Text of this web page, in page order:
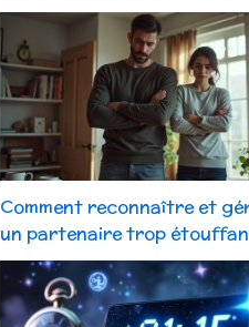
Comment reconnaître et
un partenaire trop